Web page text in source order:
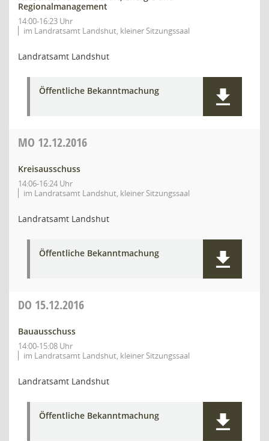
Regionalmanagement
14:00-16:23 Uhr
im Landratsamt Landshut, kleiner Sitzungssaal
Landratsamt Landshut
Öffentliche Bekanntmachung
MO 12.12.2016
Kreisausschuss
14:06-16:24 Uhr
im Landratsamt Landshut, kleiner Sitzungssaal
Landratsamt Landshut
Öffentliche Bekanntmachung
DO 15.12.2016
Bauausschuss
14:00-15:08 Uhr
im Landratsamt Landshut, kleiner Sitzungssaal
Landratsamt Landshut
Öffentliche Bekanntmachung